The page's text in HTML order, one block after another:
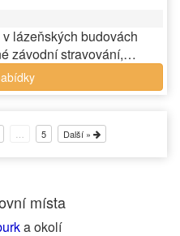
lázeňských budovách
závodní stravování,…
5 Další »
místa
a okolí